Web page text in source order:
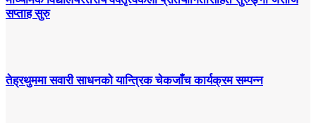
सप्ताह सुरु
तेह्रथुममा सवारी साधनको यान्त्रिक चेकजाँच कार्यक्रम सम्पन्न